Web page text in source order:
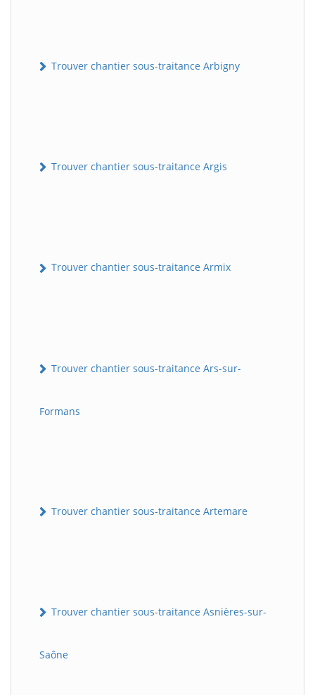
Trouver chantier sous-traitance Arbigny
Trouver chantier sous-traitance Argis
Trouver chantier sous-traitance Armix
Trouver chantier sous-traitance Ars-sur-
Formans
Trouver chantier sous-traitance Artemare
Trouver chantier sous-traitance Asnières-sur-
Saône